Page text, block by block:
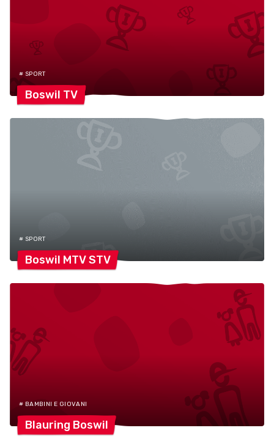
# SPORT
Boswil TV
# SPORT
Boswil MTVSTV
# BAMBINI E GIOVANI
Blauring Boswil